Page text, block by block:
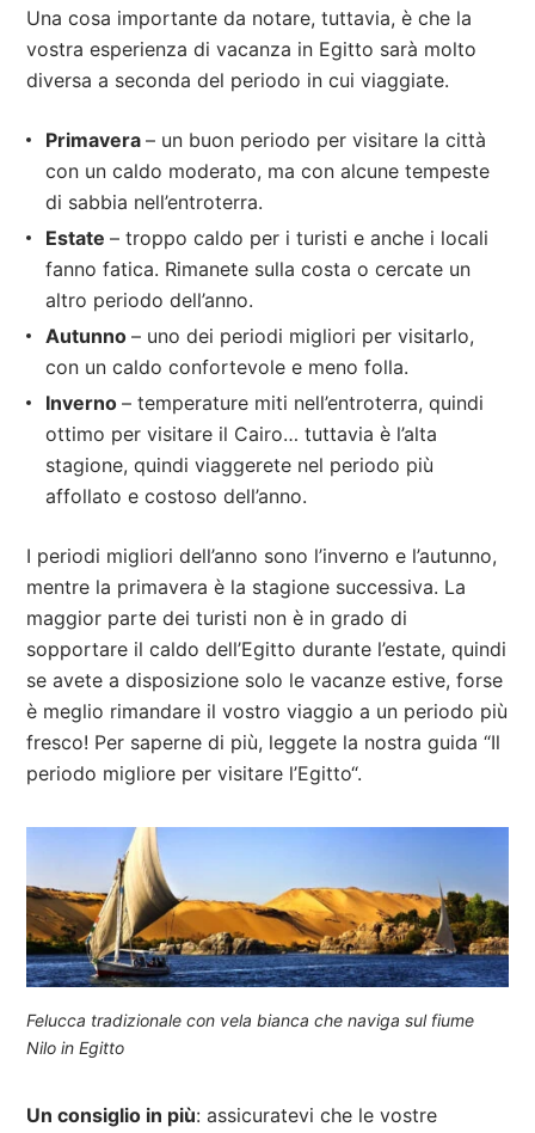
Una cosa importante da notare, tuttavia, è che la
vostra esperienza di vacanza in Egitto sarà molto
diversa a seconda del periodo in cui viaggiate.
Primavera– un buon periodo per visitare la città
con un caldo moderato, ma con alcune tempeste
di sabbia nell’entroterra.
Estate– troppo caldo per i turisti e anche i locali
fanno fatica. Rimanete sulla costa o cercate un
altro periodo dell’anno.
Autunno– uno dei periodi migliori per visitarlo,
con un caldo confortevole e meno folla.
Inverno– temperature miti nell’entroterra, quindi
ottimo per visitare il Cairo… tuttavia è l’alta
stagione, quindi viaggerete nel periodo più
affollato e costoso dell’anno.
I periodi migliori dell’anno sono l’inverno e l’autunno,
mentre la primavera è la stagione successiva. La
maggior parte dei turisti non è in grado di
sopportare il caldo dell’Egitto durante l’estate, quindi
se avete a disposizione solo le vacanze estive, forse
è meglio rimandare il vostro viaggio a un periodo più
fresco! Per saperne di più, leggete la nostra guida “Il
periodo migliore per visitare l’Egitto“.
Felucca tradizionale con vela bianca che naviga sul fiume
Nilo in Egitto
Un consiglio in più: assicuratevi che le vostre